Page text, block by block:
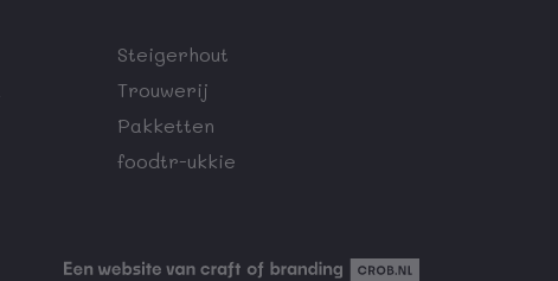
Steigerhout
Trouwerij
Pakketten
foodtr-ukkie